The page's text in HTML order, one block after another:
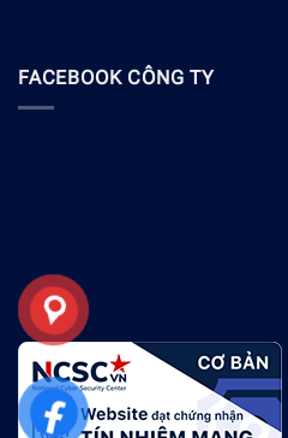
FACEBOOK CÔNG TY